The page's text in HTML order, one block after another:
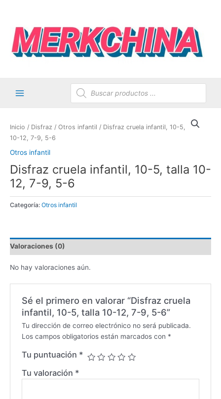
contenido
Búsqueda
de
productos
Inicio / Disfraz / Otros infantil / Disfraz cruela infantil, 10-5, talla
10-12, 7-9, 5-6
Otros infantil
Disfraz cruela infantil, 10-5, talla 10-
12, 7-9, 5-6
Categoría: Otros infantil
Valoraciones (0)
No hay valoraciones aún.
Sé el primero en valorar “Disfraz cruela
infantil, 10-5, talla 10-12, 7-9, 5-6”
Tu dirección de correo electrónico no será publicada.
Los campos obligatorios están marcados con *
Tu puntuación *
Tu valoración *